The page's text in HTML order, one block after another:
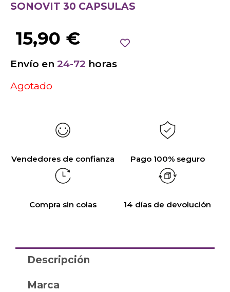
SONOVIT 30 CAPSULAS
15,90 €
Envío en 24-72 horas
Agotado
Vendedores de confianza Pago 100% seguro
Compra sin colas 14 días de devolución
Descripción
Marca